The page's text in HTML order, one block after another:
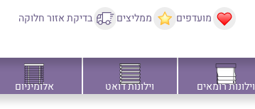
מועדפים ממליצים בדיקת אזור חלוקה
וילונות רומאים וילונות דואט אלומיניום